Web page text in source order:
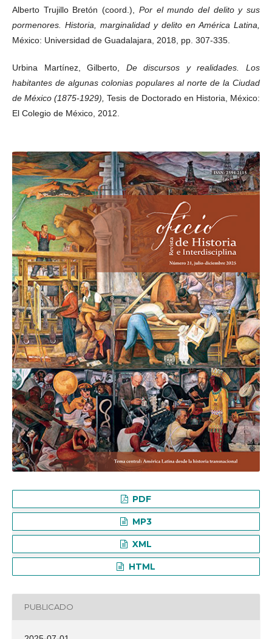
Alberto Trujillo Bretón (coord.), Por el mundo del delito y sus
pormenores. Historia, marginalidad y delito en América Latina,
México: Universidad de Guadalajara, 2018, pp. 307-335.
Urbina Martínez, Gilberto, De discursos y realidades. Los
habitantes de algunas colonias populares al norte de la Ciudad
de México (1875-1929),Tesis de Doctorado en Historia, México:
El Colegio de México, 2012.
PDF
MP3
XML
HTML
PUBLICADO